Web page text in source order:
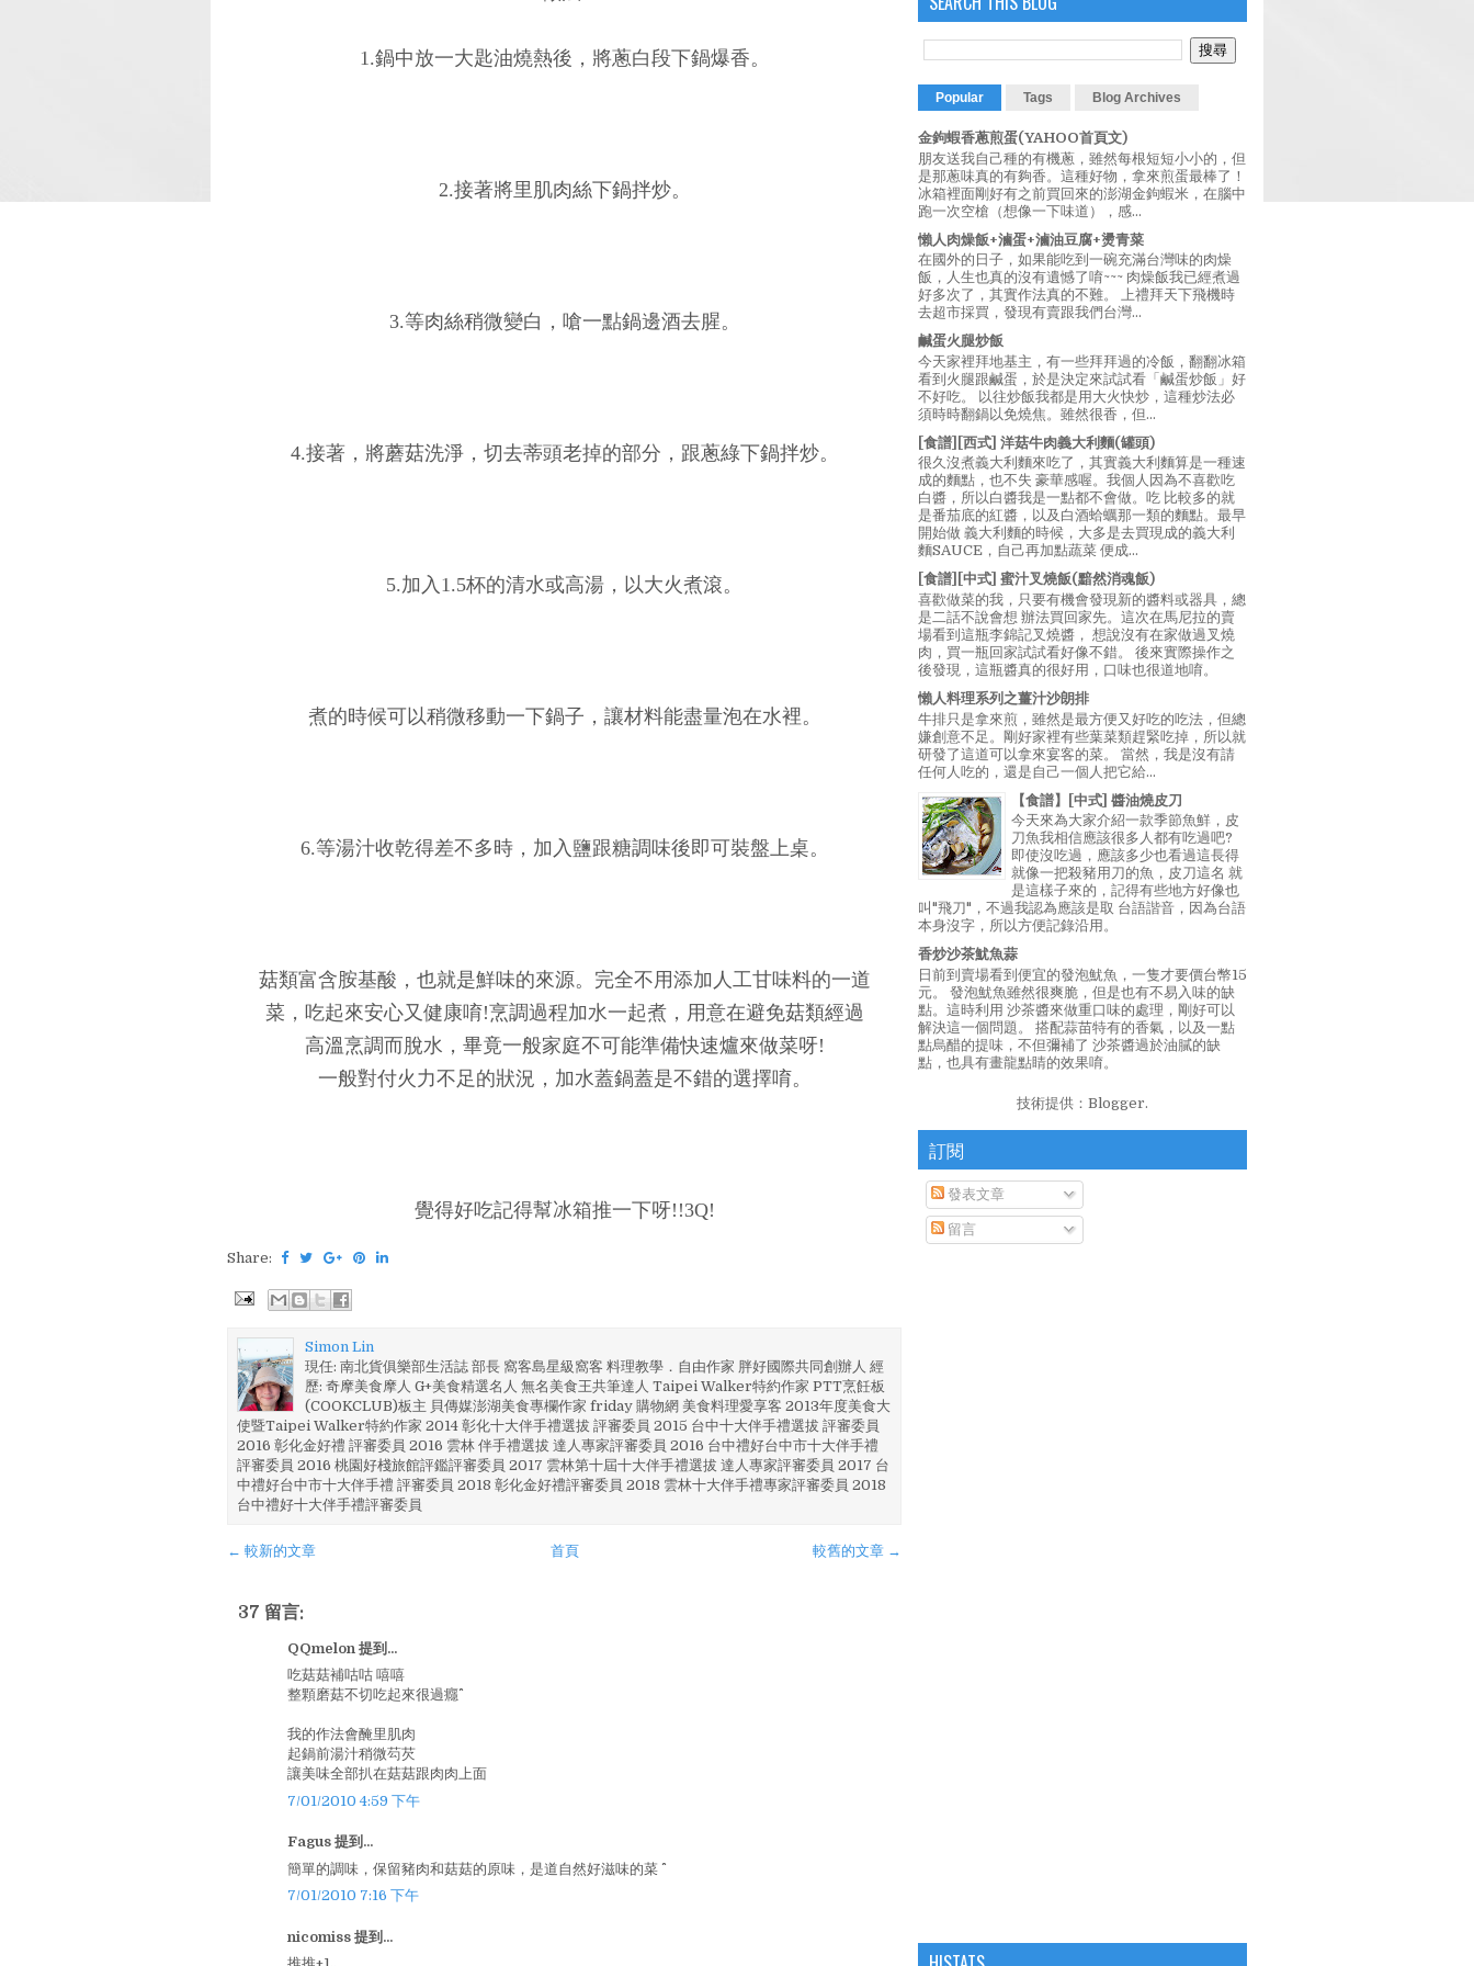
1.鍋中放一大匙油燒熱後，將蔥白段下鍋爆香。
2.接著將里肌肉絲下鍋拌炒。
3.等肉絲稍微變白，嗆一點鍋邊酒去腥。
4.接著，將蘑菇洗淨，切去蒂頭老掉的部分，跟蔥綠下鍋拌炒。
5.加入1.5杯的清水或高湯，以大火煮滾。
煮的時候可以稍微移動一下鍋子，讓材料能盡量泡在水裡。
6.等湯汁收乾得差不多時，加入鹽跟糖調味後即可裝盤上桌。
菇類富含胺基酸，也就是鮮味的來源。完全不用添加人工甘味料的一道
菜，吃起來安心又健康唷!烹調過程加水一起煮，用意在避免菇類經過
高溫烹調而脫水，畢竟一般家庭不可能準備快速爐來做菜呀!
一般對付火力不足的狀況，加水蓋鍋蓋是不錯的選擇唷。
覺得好吃記得幫冰箱推一下呀!!3Q!
Share:
Simon Lin
現任: 南北貨俱樂部生活誌 部長 窩客島星級窩客 料理教學．自由作家 胖好國際共同創辦人 經
歷: 奇摩美食摩人 G+美食精選名人 無名美食王共筆達人 Taipei Walker特約作家 PTT烹飪板
(COOKCLUB)板主 貝傳媒澎湖美食專欄作家 friday 購物網 美食料理愛享客 2013年度美食大
使暨Taipei Walker特約作家 2014 彰化十大伴手禮選拔 評審委員 2015 台中十大伴手禮選拔 評審委員
2016 彰化金好禮 評審委員 2016 雲林 伴手禮選拔 達人專家評審委員 2016 台中禮好台中市十大伴手禮
評審委員 2016 桃園好棧旅館評鑑評審委員 2017 雲林第十屆十大伴手禮選拔 達人專家評審委員 2017 台
中禮好台中市十大伴手禮 評審委員 2018 彰化金好禮評審委員 2018 雲林十大伴手禮專家評審委員 2018
台中禮好十大伴手禮評審委員
← 較新的文章 較舊的文章 →
首頁
37 留言:
QQmelon 提到...
吃菇菇補咕咕 嘻嘻
整顆磨菇不切吃起來很過癮^^
我的作法會醃里肌肉
起鍋前湯汁稍微芶芡
讓美味全部扒在菇菇跟肉肉上面
7/01/2010 4:59 下午
Fagus 提到...
簡單的調味，保留豬肉和菇菇的原味，是道自然好滋味的菜 ^^
7/01/2010 7:16 下午
nicomiss 提到...
Popular Tags Blog Archives
金鉤蝦香蔥煎蛋(YAHOO首頁文)
朋友送我自己種的有機蔥，雖然每根短短小小的，但
是那蔥味真的有夠香。這種好物，拿來煎蛋最棒了！
冰箱裡面剛好有之前買回來的澎湖金鉤蝦米，在腦中
跑一次空槍（想像一下味道），感...
懶人肉燥飯+滷蛋+滷油豆腐+燙青菜
在國外的日子，如果能吃到一碗充滿台灣味的肉燥
飯，人生也真的沒有遺憾了唷~~~ 肉燥飯我已經煮過
好多次了，其實作法真的不難。 上禮拜天下飛機時
去超市採買，發現有賣跟我們台灣...
鹹蛋火腿炒飯
今天家裡拜地基主，有一些拜拜過的冷飯，翻翻冰箱
看到火腿跟鹹蛋，於是決定來試試看「鹹蛋炒飯」好
不好吃。 以往炒飯我都是用大火快炒，這種炒法必
須時時翻鍋以免燒焦。雖然很香，但...
[食譜][西式] 洋菇牛肉義大利麵(罐頭)
很久沒煮義大利麵來吃了，其實義大利麵算是一種速
成的麵點，也不失 豪華感喔。我個人因為不喜歡吃
白醬，所以白醬我是一點都不會做。吃 比較多的就
是番茄底的紅醬，以及白酒蛤蠣那一類的麵點。最早
開始做 義大利麵的時候，大多是去買現成的義大利
麵SAUCE，自己再加點蔬菜 便成...
[食譜][中式] 蜜汁叉燒飯(黯然消魂飯)
喜歡做菜的我，只要有機會發現新的醬料或器具，總
是二話不說會想 辦法買回家先。這次在馬尼拉的賣
場看到這瓶李錦記叉燒醬， 想說沒有在家做過叉燒
肉，買一瓶回家試試看好像不錯。 後來實際操作之
後發現，這瓶醬真的很好用，口味也很道地唷。
懶人料理系列之薑汁沙朗排
牛排只是拿來煎，雖然是最方便又好吃的吃法，但總
嫌創意不足。剛好家裡有些葉菜類趕緊吃掉，所以就
研發了這道可以拿來宴客的菜。 當然，我是沒有請
任何人吃的，還是自己一個人把它給...
【食譜】[中式] 醬油燒皮刀
今天來為大家介紹一款季節魚鮮，皮
刀魚我相信應該很多人都有吃過吧?
即使沒吃過，應該多少也看過這長得
就像一把殺豬用刀的魚，皮刀這名 就
是這樣子來的，記得有些地方好像也
叫"飛刀"，不過我認為應該是取 台語諧音，因為台語
本身沒字，所以方便記錄沿用。
香炒沙茶魷魚蒜
日前到賣場看到便宜的發泡魷魚，一隻才要價台幣15
元。 發泡魷魚雖然很爽脆，但是也有不易入味的缺
點。這時利用 沙茶醬來做重口味的處理，剛好可以
解決這一個問題。 搭配蒜苗特有的香氣，以及一點
點烏醋的提味，不但彌補了 沙茶醬過於油膩的缺
點，也具有畫龍點睛的效果唷。
技術提供： Blogger.
訂閱
發表文章
留言